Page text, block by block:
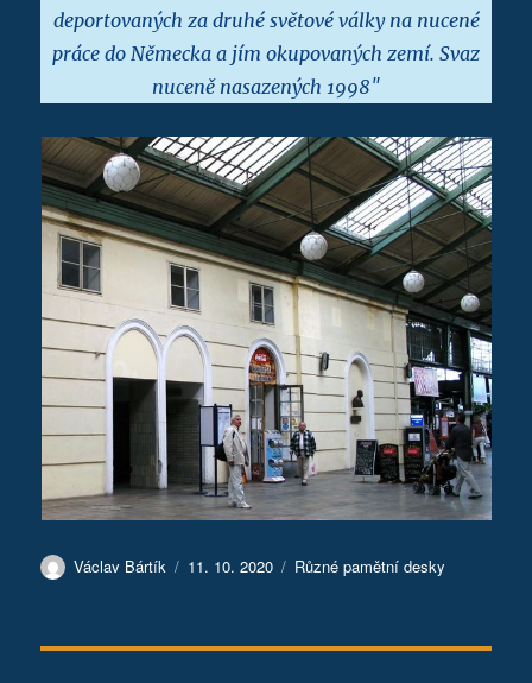
deportovaných za druhé světové války na nucené
práce do Německa a jím okupovaných zemí. Svaz
nuceně nasazených 1998″
Autor:
Václav Bártík Publikováno:
11. 10. 2020 Rubriky:
Různé pamětní desky